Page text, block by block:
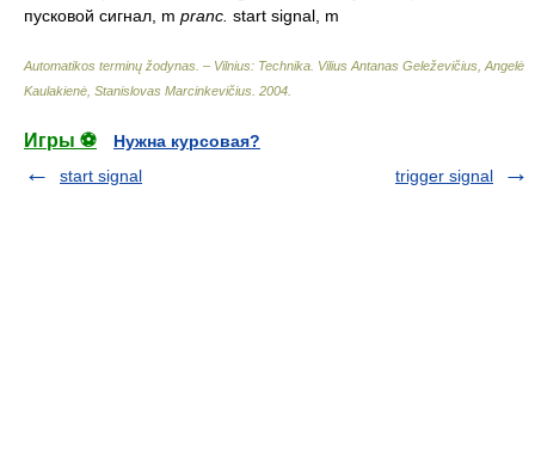
пусковой сигнал, m pranc. start signal, m
Automatikos terminų žodynas. – Vilnius: Technika Vilius Antanas Geleževičius, Angelė
Kaulakienė, Stanislovas Marcinkevičius 2004
Игры ⚽
Нужна курсовая?
start signal
trigger signal